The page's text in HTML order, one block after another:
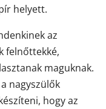
helyett.
az
felnőttekké,
maguknak.
nagyszülők
hogy az